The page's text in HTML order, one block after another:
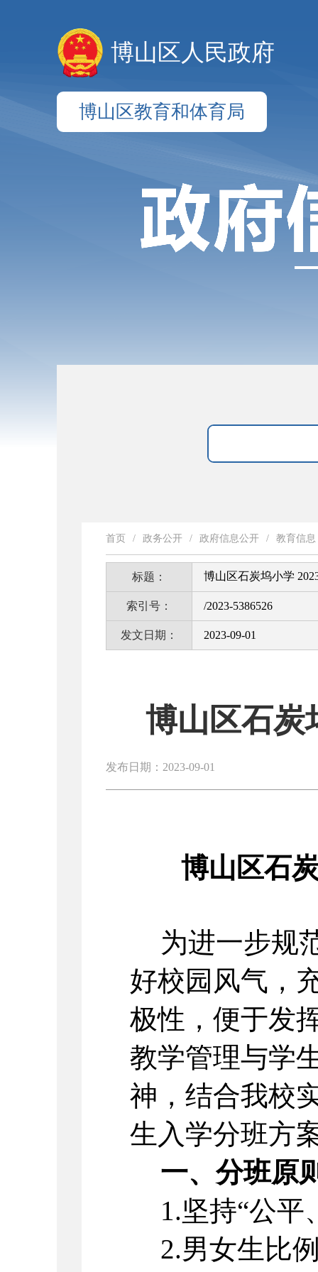
博山区人民政府
博山区教育和体育局
首页 / 政务公开 / 政府信息公开 / 教育信息
标题： 博山区石炭坞小学
索引号： /2023-5386526
发文日期： 2023-09-01
博山区石炭
发布日期：2023-09-01
博山区石
为进一步规
好校园风气，
极性，便于发
教学管理与学
神，结合我校
生入学分班方
一、分班原
1.坚持“公平
2.男女生比